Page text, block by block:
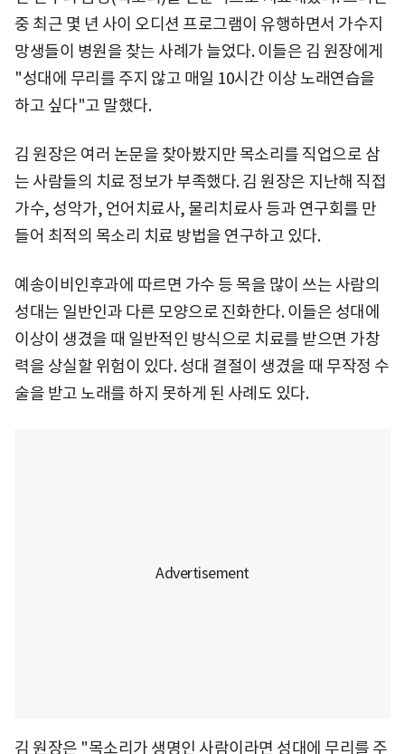
중 최근 몇 년 사이 오디션 프로그램이 유행하면서 가수지
망생들이 병원을 찾는 사례가 늘었다. 이들은 김 원장에게
"성대에 무리를 주지 않고 매일 10시간 이상 노래연습을
하고 싶다"고 말했다.
김 원장은 여러 논문을 찾아봤지만 목소리를 직업으로 삼
는 사람들의 치료 정보가 부족했다. 김 원장은 지난해 직접
가수, 성악가, 언어치료사, 물리치료사 등과 연구회를 만
들어 최적의 목소리 치료 방법을 연구하고 있다.
예송이비인후과에 따르면 가수 등 목을 많이 쓰는 사람의
성대는 일반인과 다른 모양으로 진화한다. 이들은 성대에
이상이 생겼을 때 일반적인 방식으로 치료를 받으면 가창
력을 상실할 위험이 있다. 성대 결절이 생겼을 때 무작정 수
술을 받고 노래를 하지 못하게 된 사례도 있다.
김 원장은 "목소리가 생명인 사람이라면 성대에 무리를 주